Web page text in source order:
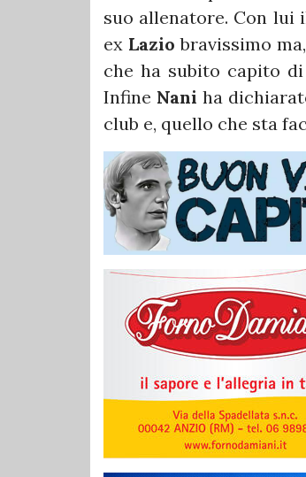
suo allenatore. Con lui
ex Lazio bravissimo
che ha subito capito
Infine Nani ha
club e, quello che sta